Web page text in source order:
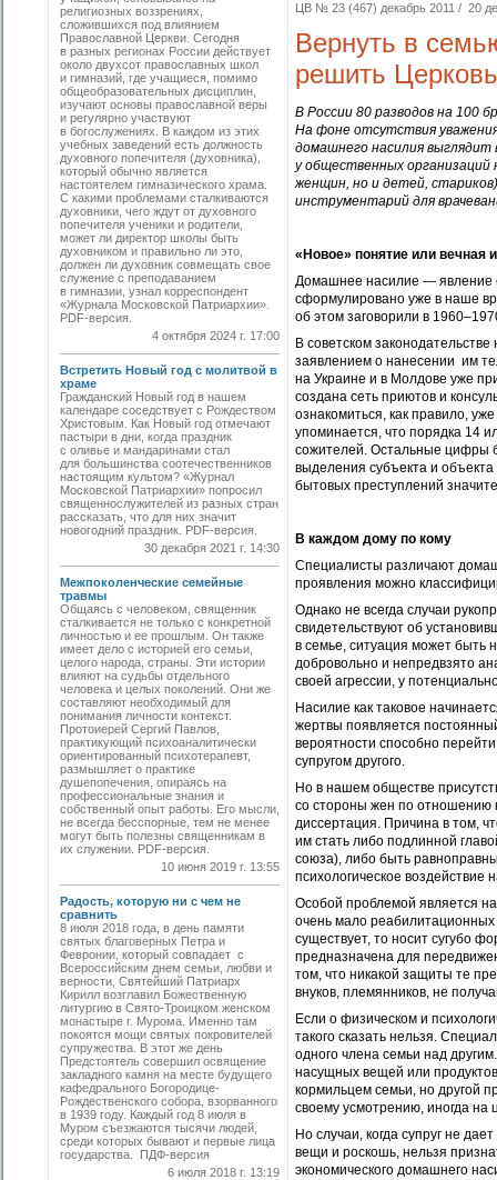
религиозных воззрениях,
сложившихся под влиянием
Православной Церкви. Сегодня
в разных регионах России действует
около двухсот православных школ
и гимназий, где учащиеся, помимо
общеобразовательных дисциплин,
изучают основы православной веры
и регулярно участвуют
в богослужениях. В каждом из этих
учебных заведений есть должность
духовного попечителя (духовника),
который обычно является
настоятелем гимназического храма.
С какими проблемами сталкиваются
духовники, чего ждут от духовного
попечителя ученики и родители,
может ли директор школы быть
духовником и правильно ли это,
должен ли духовник совмещать свое
служение с преподаванием
в гимназии, узнал корреспондент
«Журнала Московской Патриархии».
PDF-версия.
4 октября 2024 г. 17:00
Встретить Новый год с молитвой в
храме
Гражданский Новый год в нашем
календаре соседствует с Рождеством
Христовым. Как Новый год отмечают
пастыри в дни, когда праздник
с оливье и мандаринами стал
для большинства соотечественников
настоящим культом? «Журнал
Московской Патриархии» попросил
священнослужителей из разных стран
рассказать, что для них значит
новогодний праздник. PDF-версия.
30 декабря 2021 г. 14:30
Межпоколенческие семейные
травмы
Общаясь с человеком, священник
сталкивается не только с конкретной
личностью и ее прошлым. Он также
имеет дело с историей его семьи,
целого народа, страны. Эти истории
влияют на судьбы отдельного
человека и целых поколений. Они же
составляют необходимый для
понимания личности контекст.
Протоиерей Сергий Павлов,
практикующий психоаналитически
ориентированный психотерапевт,
размышляет о практике
душепопечения, опираясь на
профессиональные знания и
собственный опыт работы. Его мысли,
не всегда бесспорные, тем не менее
могут быть полезны священникам в
их служении. PDF-версия.
10 июня 2019 г. 13:55
Радость, которую ни с чем не
сравнить
8 июля 2018 года, в день памяти
святых благоверных Петра и
Февронии, который совпадает с
Всероссийским днем семьи, любви и
верности, Святейший Патриарх
Кирилл возглавил Божественную
литургию в Свято-Троицком женском
монастыре г. Мурома. Именно там
покоятся мощи святых покровителей
супружества. В этот же день
Предстоятель совершил освящение
закладного камня на месте будущего
кафедрального Богородице-
Рождественского собора, взорванного
в 1939 году. Каждый год 8 июля в
Муром съезжаются тысячи людей,
среди которых бывают и первые лица
государства. ПДФ-версия
6 июля 2018 г. 13:19
ЦВ № 23 (467) декабрь 2011 / 20
Вернуть в
решить Церковь
В России 80 разводов на 100
На фоне отсутствия
домашнего насилия выглядит
у общественных организаций
женщин, но и детей,
инструментарий для
«Новое» понятие или вечная
Домашнее насилие — явление
сформулировано уже в наше
об этом заговорили в
В советском
заявлением о нанесении им
на Украине и в Молдове уже
создана сеть приютов и
ознакомиться, как правило,
упоминается, что порядка 14
сожителей. Остальные цифры
выделения субъекта и
бытовых преступлений
В каждом дому по кому
Специалисты различают
проявления можно
Однако не всегда случаи
свидетельствуют об
в семье, ситуация может быть
добровольно и непредвзято
своей агрессии, у
Насилие как таковое
жертвы появляется
вероятности способно
супругом другого.
Но в нашем обществе
со стороны жен по отношению
диссертация. Причина в том,
им стать либо подлинной
союза), либо быть
психологическое
Особой проблемой является
очень мало
существует, то носит сугубо
предназначена для
том, что никакой защиты те
внуков, племянников, не
Если о физическом и
такого сказать нельзя.
одного члена семьи над
насущных вещей или
кормильцем семьи, но другой
своему усмотрению, иногда
Но случаи, когда супруг не
вещи и роскошь, нельзя
экономического домашнего